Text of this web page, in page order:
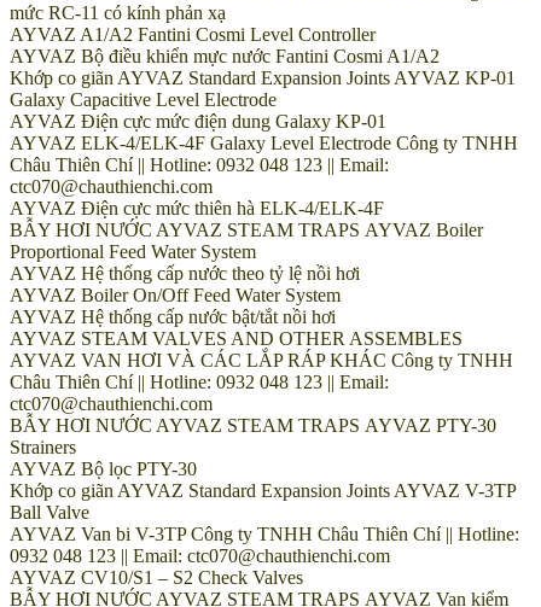
mức RC-11 có kính phản xạ
AYVAZ A1/A2 Fantini Cosmi Level Controller
AYVAZ Bộ điều khiển mực nước Fantini Cosmi A1/A2
Khớp co giãn AYVAZ Standard Expansion Joints AYVAZ KP-01
Galaxy Capacitive Level Electrode
AYVAZ Điện cực mức điện dung Galaxy KP-01
AYVAZ ELK-4/ELK-4F Galaxy Level Electrode Công ty TNHH
Châu Thiên Chí || Hotline: 0932 048 123 || Email:
ctc070@chauthienchi.com
AYVAZ Điện cực mức thiên hà ELK-4/ELK-4F
BẪY HƠI NƯỚC AYVAZ STEAM TRAPS AYVAZ Boiler
Proportional Feed Water System
AYVAZ Hệ thống cấp nước theo tỷ lệ nồi hơi
AYVAZ Boiler On/Off Feed Water System
AYVAZ Hệ thống cấp nước bật/tắt nồi hơi
AYVAZ STEAM VALVES AND OTHER ASSEMBLES
AYVAZ VAN HƠI VÀ CÁC LẮP RÁP KHÁC Công ty TNHH
Châu Thiên Chí || Hotline: 0932 048 123 || Email:
ctc070@chauthienchi.com
BẪY HƠI NƯỚC AYVAZ STEAM TRAPS AYVAZ PTY-30
Strainers
AYVAZ Bộ lọc PTY-30
Khớp co giãn AYVAZ Standard Expansion Joints AYVAZ V-3TP
Ball Valve
AYVAZ Van bi V-3TP Công ty TNHH Châu Thiên Chí || Hotline:
0932 048 123 || Email: ctc070@chauthienchi.com
AYVAZ CV10/S1 – S2 Check Valves
BẪY HƠI NƯỚC AYVAZ STEAM TRAPS AYVAZ Van kiểm